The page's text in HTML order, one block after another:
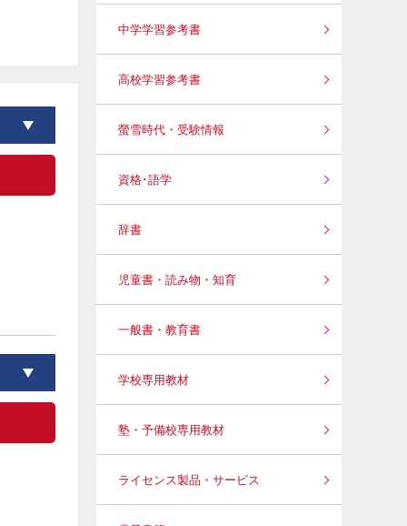
中学学習参考書
高校学習参考書
螢雪時代・受験情報
資格･語学
辞書
児童書・読み物・知育
一般書・教育書
学校専用教材
塾・予備校専用教材
ライセンス製品・サービス